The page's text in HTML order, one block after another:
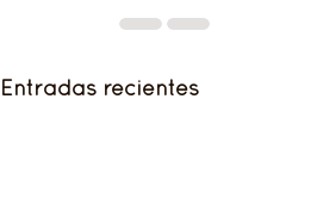
Entradas recientes